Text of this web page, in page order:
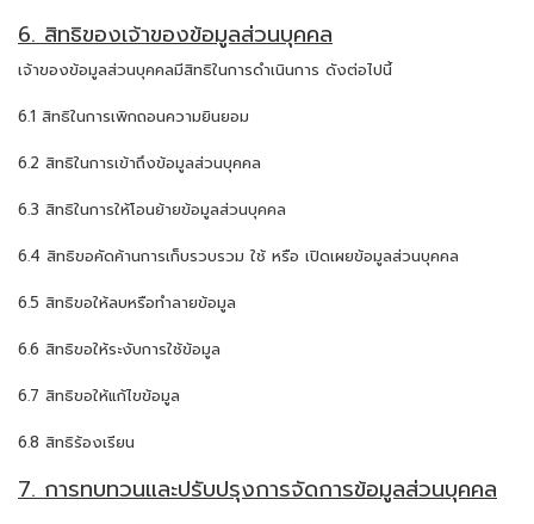
6. สิทธิของเจ้าของข้อมูลส่วนบุคคล
เจ้าของข้อมูลส่วนบุคคลมีสิทธิในการดำเนินการ ดังต่อไปนี้
6.1 สิทธิในการเพิกถอนความยินยอม
6.2 สิทธิในการเข้าถึงข้อมูลส่วนบุคคล
6.3 สิทธิในการให้โอนย้ายข้อมูลส่วนบุคคล
6.4 สิทธิขอคัดค้านการเก็บรวบรวม ใช้ หรือ เปิดเผยข้อมูลส่วนบุคคล
6.5 สิทธิขอให้ลบหรือทำลายข้อมูล
6.6 สิทธิขอให้ระงับการใช้ข้อมูล
6.7 สิทธิขอให้แก้ไขข้อมูล
6.8 สิทธิร้องเรียน
7. การทบทวนและปรับปรุงการจัดการข้อมูลส่วนบุคคล